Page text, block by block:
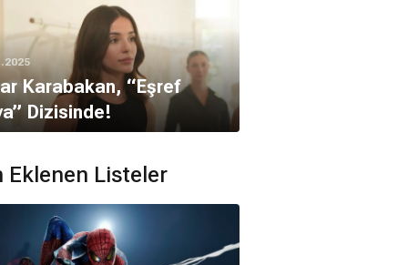
Karabakan, “Eşref
Dizisinde!
Eklenen Listeler